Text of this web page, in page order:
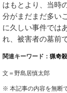
はもとより、当時
分がまだまだ多い
に久しい事件では
れ、被害者の墓前
関連キーワード： 猟奇
文＝野島居慎太郎
※ 本記事の内容を無断